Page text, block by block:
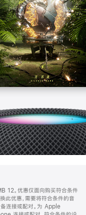
12。优惠仅面向购买符合条件
此优惠，需要将符合条件的音
连接或配对。为 Apple